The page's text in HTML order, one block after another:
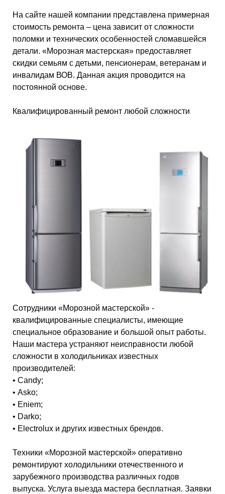
На сайте нашей компании представлена примерная
стоимость ремонта – цена зависит от сложности
поломки и технических особенностей сломавшейся
детали. «Морозная мастерская» предоставляет
скидки семьям с детьми, пенсионерам, ветеранам и
инвалидам ВОВ. Данная акция проводится на
постоянной основе.
Квалифицированный ремонт любой сложности
Сотрудники «Морозной мастерской» -
квалифицированные специалисты, имеющие
специальное образование и большой опыт работы.
Наши мастера устраняют неисправности любой
сложности в холодильниках известных
производителей:
• Candy;
• Asko;
• Eniem;
• Darko;
• Electrolux и других известных брендов.
Техники «Морозной мастерской» оперативно
ремонтируют холодильники отечественного и
зарубежного производства различных годов
выпуска. Услуга выезда мастера бесплатная. Заявки